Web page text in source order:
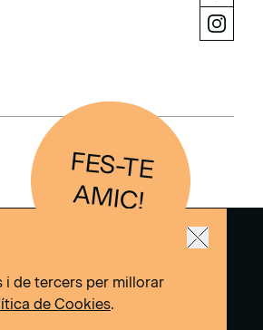
FES-TE
AM
IC
!
de tercers per millorar
de Cookies.